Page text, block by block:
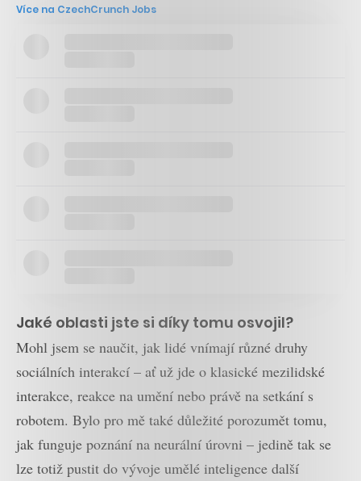
Více na CzechCrunch Jobs
Jaké oblasti jste si díky tomu osvojil?
Mohl jsem se naučit, jak lidé vnímají různé druhy
sociálních interakcí – ať už jde o klasické mezilidské
interakce, reakce na umění nebo právě na setkání s
robotem. Bylo pro mě také důležité porozumět tomu,
jak funguje poznání na neurální úrovni – jedině tak se
lze totiž pustit do vývoje umělé inteligence další